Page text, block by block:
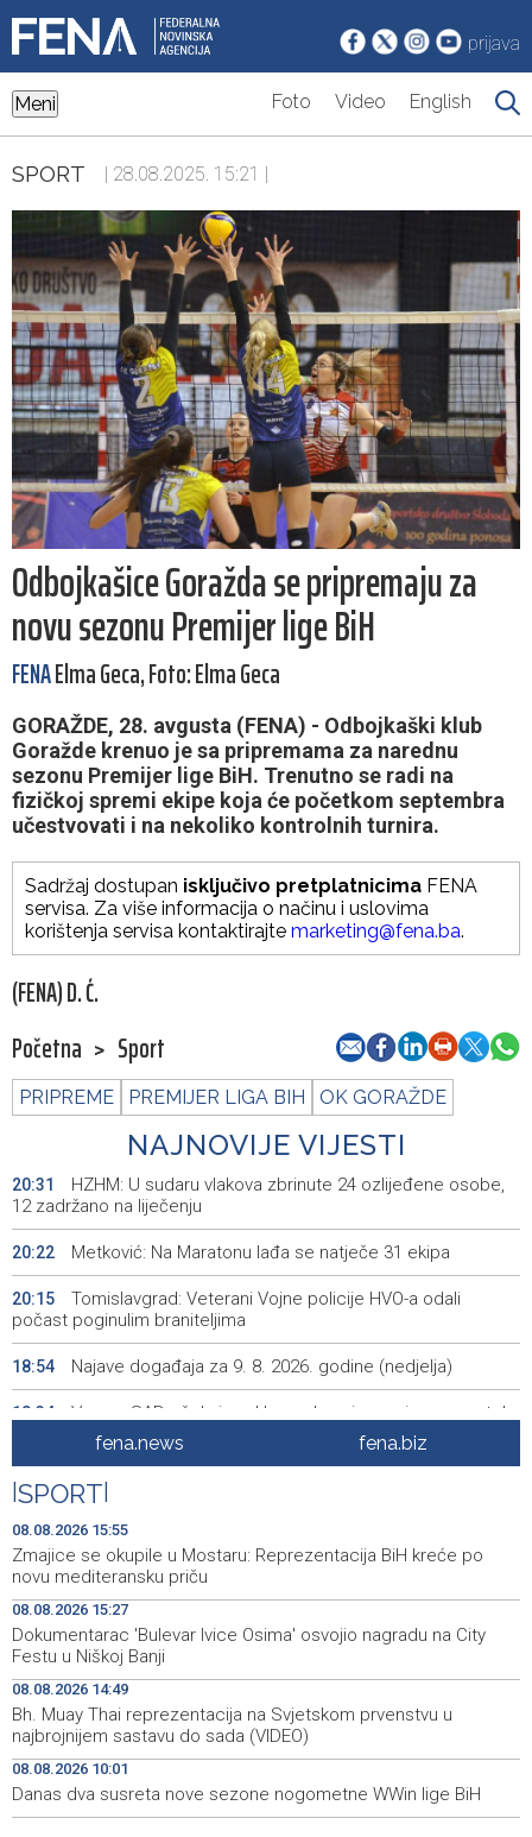
prijava
Meni Foto Video English
SPORT | 28.08.2025. 15:21 |
Odbojkašice Goražda se pripremaju za
novu sezonu Premijer lige BiH
FENAElma Geca, Foto: Elma Geca
GORAŽDE, 28. avgusta (FENA) - Odbojkaški klub
Goražde krenuo je sa pripremama za narednu
sezonu Premijer lige BiH. Trenutno se radi na
fizičkoj spremi ekipe koja će početkom septembra
učestvovati i na nekoliko kontrolnih turnira.
Sadržaj dostupan isključivo pretplatnicima FENA
servisa. Za više informacija o načinu i uslovima
korištenja servisa kontaktirajte marketing@fena.ba.
(FENA) D. Ć.
Početna > Sport
PRIPREME PREMIJER LIGA BIH OK GORAŽDE
NAJNOVIJE VIJESTI
20:31
HZHM: U sudaru vlakova zbrinute 24 ozlijeđene osobe,
12 zadržano na liječenju
20:22 Metković: Na Maratonu lađa se natječe 31 ekipa
20:15
Tomislavgrad: Veterani Vojne policije HVO-a odali
počast poginulim braniteljima
18:54 Najave događaja za 9. 8. 2026. godine (nedjelja)
18:34
Vance: SAD očekuje od Irana da osigura siguran protok
nafte kroz Hormuški moreuz
18:21
Iranski šef sigurnosti: Hormuški moreuz će ostati
zatvoren dok SAD ne ispuni zahtjeve Teherana
18:09
Iran 'vrlo blizu' dogovora s Omanom o novoj Hormuškoj
brodskoj ruti
18:05
Koncertom Marije Šerifović večeras se zatvara
manifestacija 'Dani dijaspore Travnik 2026'
17:26
Kod mosta Brčko - Gunja pronađene kosti, vještaci
sudske medicine utvrđuju porijeklo
17:15
'Pekijada' u Varešu okupila 37 ekipa iz četiri države
regiona
fena.news fena.biz
SPORT
08.08.2026 15:55
Zmajice se okupile u Mostaru: Reprezentacija BiH kreće po
novu mediteransku priču
08.08.2026 15:27
Dokumentarac 'Bulevar Ivice Osima' osvojio nagradu na City
Festu u Niškoj Banji
08.08.2026 14:49
Bh. Muay Thai reprezentacija na Svjetskom prvenstvu u
najbrojnijem sastavu do sada (VIDEO)
08.08.2026 10:01
Danas dva susreta nove sezone nogometne WWin lige BiH